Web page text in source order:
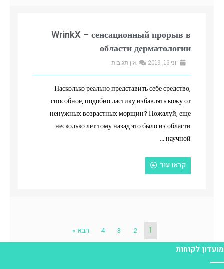
WrinkX – сенсационный прорыв в
области дерматологии
יוני 16, 2019 אין תגובות
Насколько реально представить себе средство,
способное, подобно ластику избавлять кожу от
ненужных возрастных морщин? Пожалуй, еще
несколько лет тому назад это было из области
научной …
קראו עוד
2
3
4 הבא »
לקוחות